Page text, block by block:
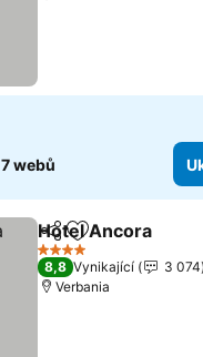
7 webů
SdíletPřidat na
Hotel Ancora
4 Počet hvězdiček
8,8 Vynikající
3 074
Verbania